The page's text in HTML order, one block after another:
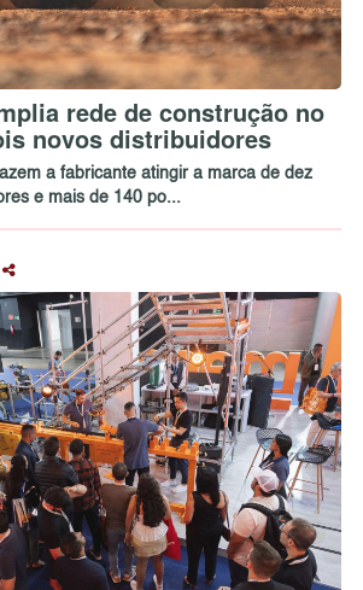
rede de construção no
novos distribuidores
a fabricante atingir a marca de dez
e mais de 140 po...